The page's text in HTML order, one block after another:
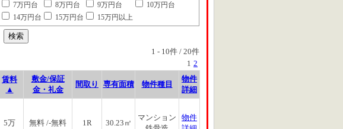
7万円台 8万円台 9万円台
10万円台
14万円台 15万円台 15万円以上
1 - 10件 / 20件
1 2
賃料
▲
敷金/保証
金・礼金
間取り 専有面積 物件種目
物件
詳細
5万 無料 /-無料 1R 30.23㎡
マンション
物件